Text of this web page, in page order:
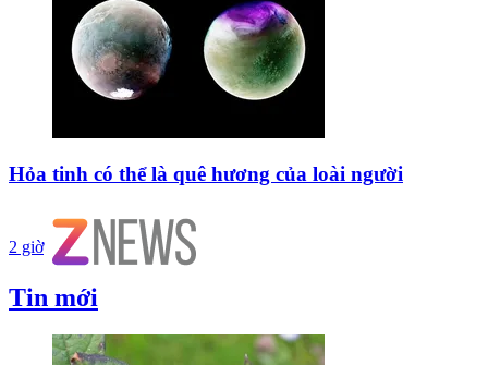
Hỏa tinh có thể là quê hương của loài người
2 giờ
Tin mới